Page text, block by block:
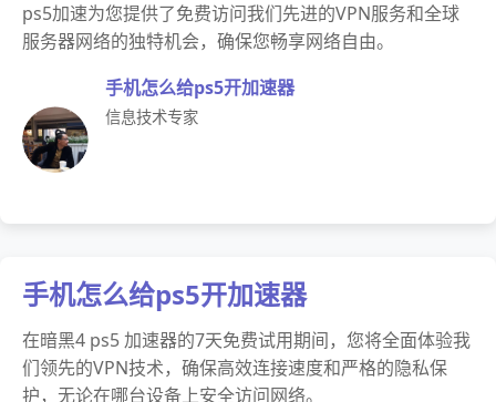
ps5加速为您提供了免费访问我们先进的VPN服务和全球
服务器网络的独特机会，确保您畅享网络自由。
手机怎么给ps5开加速器
信息技术专家
手机怎么给ps5开加速器
在暗黑4 ps5 加速器的7天免费试用期间，您将全面体验我
们领先的VPN技术，确保高效连接速度和严格的隐私保
护，无论在哪台设备上安全访问网络。